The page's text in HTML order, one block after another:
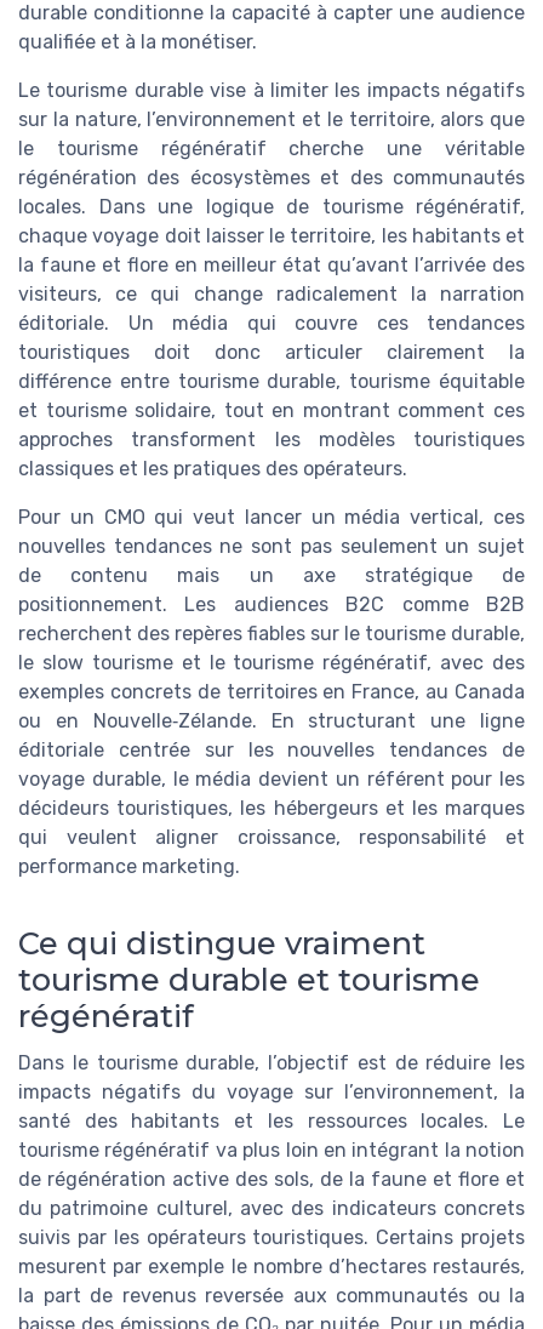
durable conditionne la capacité à capter une audience
qualifiée et à la monétiser.
Le tourisme durable vise à limiter les impacts négatifs
sur la nature, l’environnement et le territoire, alors que
le tourisme régénératif cherche une véritable
régénération des écosystèmes et des communautés
locales. Dans une logique de tourisme régénératif,
chaque voyage doit laisser le territoire, les habitants et
la faune et flore en meilleur état qu’avant l’arrivée des
visiteurs, ce qui change radicalement la narration
éditoriale. Un média qui couvre ces tendances
touristiques doit donc articuler clairement la
différence entre tourisme durable, tourisme équitable
et tourisme solidaire, tout en montrant comment ces
approches transforment les modèles touristiques
classiques et les pratiques des opérateurs.
Pour un CMO qui veut lancer un média vertical, ces
nouvelles tendances ne sont pas seulement un sujet
de contenu mais un axe stratégique de
positionnement. Les audiences B2C comme B2B
recherchent des repères fiables sur le tourisme durable,
le slow tourisme et le tourisme régénératif, avec des
exemples concrets de territoires en France, au Canada
ou en Nouvelle‑Zélande. En structurant une ligne
éditoriale centrée sur les nouvelles tendances de
voyage durable, le média devient un référent pour les
décideurs touristiques, les hébergeurs et les marques
qui veulent aligner croissance, responsabilité et
performance marketing.
Ce qui distingue vraiment
tourisme durable et tourisme
régénératif
Dans le tourisme durable, l’objectif est de réduire les
impacts négatifs du voyage sur l’environnement, la
santé des habitants et les ressources locales. Le
tourisme régénératif va plus loin en intégrant la notion
de régénération active des sols, de la faune et flore et
du patrimoine culturel, avec des indicateurs concrets
suivis par les opérateurs touristiques. Certains projets
mesurent par exemple le nombre d’hectares restaurés,
la part de revenus reversée aux communautés ou la